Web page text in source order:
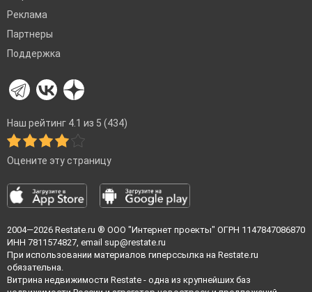
Реклама
Партнеры
Поддержка
Наш рейтинг 4.1 из 5 (434)
Оцените эту страницу
2004—2026 Restate.ru ® ООО "Интернет проекты" ОГРН 1147847086870
ИНН 7811574827, email sup@restate.ru
При использовании материалов гиперссылка на Restate.ru
обязательна.
Витрина недвижимости Restate - одна из крупнейших баз